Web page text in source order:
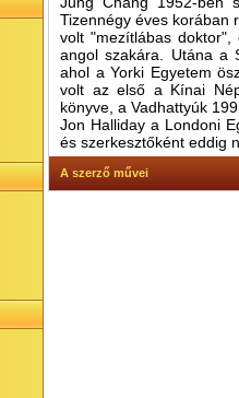
Tizennégy éves korában
volt "mezítlábas
angol szakára. Utána a
ahol a Yorki Egyetem
volt az első a Kínai
könyve, a Vadhattyúk
Jon Halliday a Londoni
és szerkesztőként eddig
A szerző művei